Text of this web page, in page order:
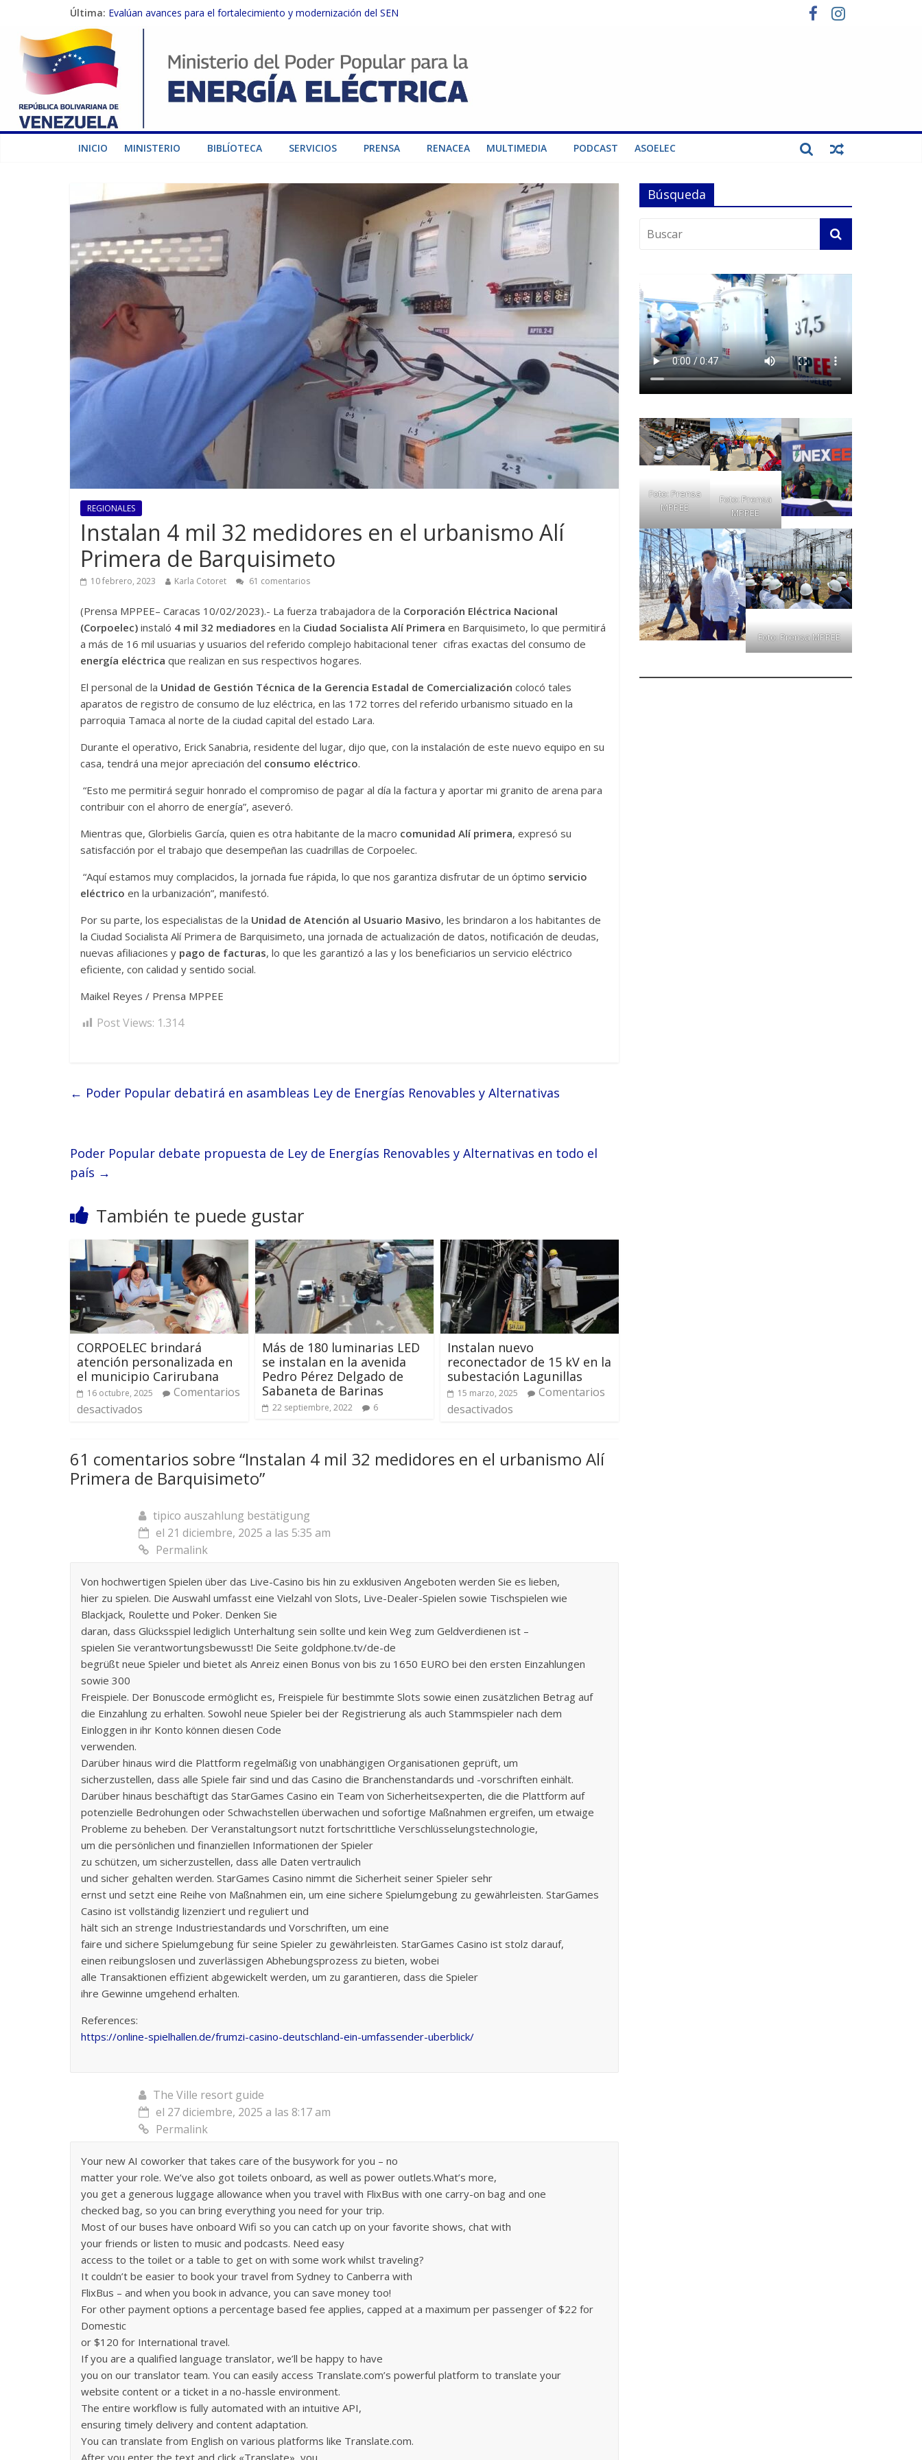
Última: Evalúan avances para el fortalecimiento y modernización del SEN
Inspeccionan trabajos de rehabilitación en instalaciones del SEN en Carabobo
Gobierno Nacional activa plan preventivo para fortalecer el SEN ante el fenómeno de El Niño
Termocarabobo recupera el 50% de su capacidad de generación para fortalecer el SEN
Condecoran a trabajadores del sector eléctrico por su heroica labor tras el doble sismo del 24-J
INICIO MINISTERIO BIBLÍOTECA SERVICIOS PRENSA RENACEA MULTIMEDIA PODCAST ASOELEC
REGIONALES
Instalan 4 mil 32 medidores en el urbanismo Alí
Primera de Barquisimeto
10 febrero, 2023 Karla Cotoret 61 comentarios
(Prensa MPPEE– Caracas 10/02/2023).- La fuerza trabajadora de la Corporación Eléctrica Nacional
(Corpoelec) instaló 4 mil 32 mediadores en la Ciudad Socialista Alí Primera en Barquisimeto, lo que permitirá
a más de 16 mil usuarias y usuarios del referido complejo habitacional tener cifras exactas del consumo de
energía eléctrica que realizan en sus respectivos hogares.
El personal de la Unidad de Gestión Técnica de la Gerencia Estadal de Comercialización colocó tales
aparatos de registro de consumo de luz eléctrica, en las 172 torres del referido urbanismo situado en la
parroquia Tamaca al norte de la ciudad capital del estado Lara.
Durante el operativo, Erick Sanabria, residente del lugar, dijo que, con la instalación de este nuevo equipo en su
casa, tendrá una mejor apreciación del consumo eléctrico.
“Esto me permitirá seguir honrado el compromiso de pagar al día la factura y aportar mi granito de arena para
contribuir con el ahorro de energía”, aseveró.
Mientras que, Glorbielis García, quien es otra habitante de la macro comunidad Alí primera, expresó su
satisfacción por el trabajo que desempeñan las cuadrillas de Corpoelec.
“Aquí estamos muy complacidos, la jornada fue rápida, lo que nos garantiza disfrutar de un óptimo servicio
eléctrico en la urbanización”, manifestó.
Por su parte, los especialistas de la Unidad de Atención al Usuario Masivo, les brindaron a los habitantes de
la Ciudad Socialista Alí Primera de Barquisimeto, una jornada de actualización de datos, notificación de deudas,
nuevas afiliaciones y pago de facturas, lo que les garantizó a las y los beneficiarios un servicio eléctrico
eficiente, con calidad y sentido social.
Maikel Reyes / Prensa MPPEE
Post Views: 1.314
← Poder Popular debatirá en asambleas Ley de Energías Renovables y Alternativas
Poder Popular debate propuesta de Ley de Energías Renovables y Alternativas en todo el
país →
También te puede gustar
CORPOELEC brindará
atención personalizada en
el municipio Carirubana
16 octubre, 2025
Comentarios
desactivados
Más de 180 luminarias LED
se instalan en la avenida
Pedro Pérez Delgado de
Sabaneta de Barinas
22 septiembre, 2022 6
Instalan nuevo
reconectador de 15 kV en la
subestación Lagunillas
15 marzo, 2025
Comentarios
desactivados
61 comentarios sobre “Instalan 4 mil 32 medidores en el urbanismo Alí
Primera de Barquisimeto”
tipico auszahlung bestätigung
el 21 diciembre, 2025 a las 5:35 am
Permalink
Von hochwertigen Spielen über das Live-Casino bis hin zu exklusiven Angeboten werden Sie es lieben,
hier zu spielen. Die Auswahl umfasst eine Vielzahl von Slots, Live-Dealer-Spielen sowie Tischspielen wie
Blackjack, Roulette und Poker. Denken Sie
daran, dass Glücksspiel lediglich Unterhaltung sein sollte und kein Weg zum Geldverdienen ist –
spielen Sie verantwortungsbewusst! Die Seite goldphone.tv/de-de
begrüßt neue Spieler und bietet als Anreiz einen Bonus von bis zu 1650 EURO bei den ersten Einzahlungen
sowie 300
Freispiele. Der Bonuscode ermöglicht es, Freispiele für bestimmte Slots sowie einen zusätzlichen Betrag auf
die Einzahlung zu erhalten. Sowohl neue Spieler bei der Registrierung als auch Stammspieler nach dem
Einloggen in ihr Konto können diesen Code
verwenden.
Darüber hinaus wird die Plattform regelmäßig von unabhängigen Organisationen geprüft, um
sicherzustellen, dass alle Spiele fair sind und das Casino die Branchenstandards und -vorschriften einhält.
Darüber hinaus beschäftigt das StarGames Casino ein Team von Sicherheitsexperten, die die Plattform auf
potenzielle Bedrohungen oder Schwachstellen überwachen und sofortige Maßnahmen ergreifen, um etwaige
Probleme zu beheben. Der Veranstaltungsort nutzt fortschrittliche Verschlüsselungstechnologie,
um die persönlichen und finanziellen Informationen der Spieler
zu schützen, um sicherzustellen, dass alle Daten vertraulich
und sicher gehalten werden. StarGames Casino nimmt die Sicherheit seiner Spieler sehr
ernst und setzt eine Reihe von Maßnahmen ein, um eine sichere Spielumgebung zu gewährleisten. StarGames
Casino ist vollständig lizenziert und reguliert und
hält sich an strenge Industriestandards und Vorschriften, um eine
faire und sichere Spielumgebung für seine Spieler zu gewährleisten. StarGames Casino ist stolz darauf,
einen reibungslosen und zuverlässigen Abhebungsprozess zu bieten, wobei
alle Transaktionen effizient abgewickelt werden, um zu garantieren, dass die Spieler
ihre Gewinne umgehend erhalten.
References:
https://online-spielhallen.de/frumzi-casino-deutschland-ein-umfassender-uberblick/
The Ville resort guide
el 27 diciembre, 2025 a las 8:17 am
Permalink
Your new AI coworker that takes care of the busywork for you – no
matter your role. We’ve also got toilets onboard, as well as power outlets.What’s more,
you get a generous luggage allowance when you travel with FlixBus with one carry-on bag and one
checked bag, so you can bring everything you need for your trip.
Most of our buses have onboard Wifi so you can catch up on your favorite shows, chat with
your friends or listen to music and podcasts. Need easy
access to the toilet or a table to get on with some work whilst traveling?
It couldn’t be easier to book your travel from Sydney to Canberra with
FlixBus – and when you book in advance, you can save money too!
For other payment options a percentage based fee applies, capped at a maximum per passenger of $22 for
Domestic
or $120 for International travel.
If you are a qualified language translator, we’ll be happy to have
you on our translator team. You can easily access Translate.com’s powerful platform to translate your
website content or a ticket in a no-hassle environment.
The entire workflow is fully automated with an intuitive API,
ensuring timely delivery and content adaptation.
You can translate from English on various platforms like Translate.com.
After you enter the text and click «Translate», you
Búsqueda
Foto: Prensa
MPPEE
Foto: Prensa
MPPEE
Foto: Prensa MPPEE